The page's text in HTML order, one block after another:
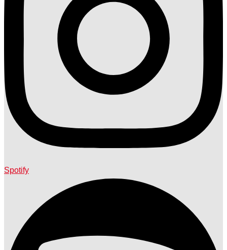
Spotify